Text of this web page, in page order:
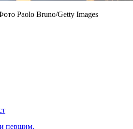
Paolo Bruno/Getty Images
першим.